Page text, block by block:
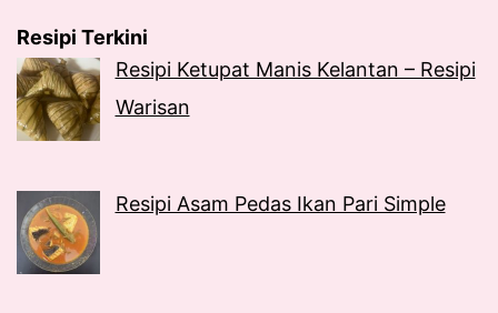
Resipi Terkini
Resipi Ketupat Manis Kelantan – Resipi
Warisan
Resipi Asam Pedas Ikan Pari Simple